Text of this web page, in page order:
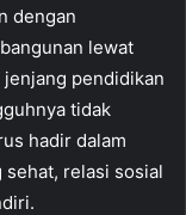
dengan
lewat
pendidikan
tidak
hadir dalam
relasi sosial